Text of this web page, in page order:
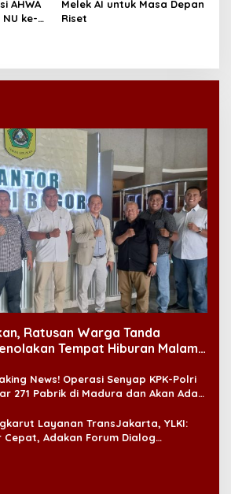
AHWA
ke-
Melek AI untuk Masa Depan
Riset
Ratusan Warga Tanda
Tempat Hiburan Malam
News! Operasi Senyap KPK-Polri
271 Pabrik di Madura dan Akan Ada
Layanan TransJakarta, YLKI:
Cepat, Adakan Forum Dialog